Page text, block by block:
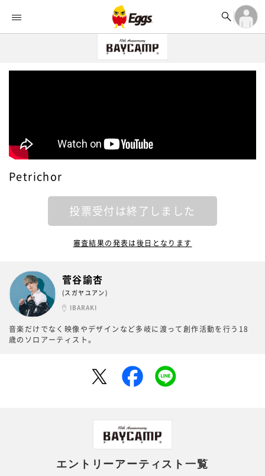


ランキング 
記事 

ログイン
アカウント登録
Petrichor
投票受付は終了しました
審査結果の発表は後日となります
菅谷諭杏
(スガヤユアン)
IBARAKI
音楽だけでなく映像やデザインなど多岐に渡って創作活動を行う18
歳のソロアーティスト。
エントリーアーティスト一覧